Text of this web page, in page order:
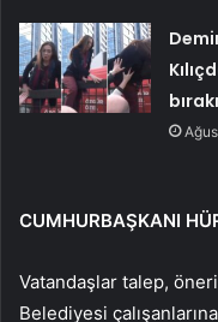
CUMHURBAŞKANI
Vatandaşlar talep,
Belediyesi